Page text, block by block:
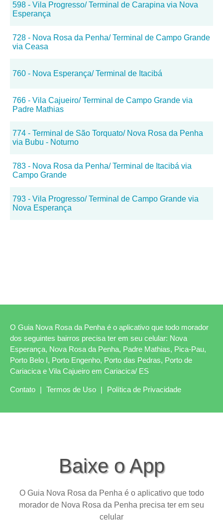
598 - Vila Progresso/ Terminal de Carapina via Nova
Esperança
728 - Nova Rosa da Penha/ Terminal de Campo Grande
via Ceasa
760 - Nova Esperança/ Terminal de Itacibá
766 - Vila Cajueiro/ Terminal de Campo Grande via
Padre Mathias
774 - Terminal de São Torquato/ Nova Rosa da Penha
via Bubu - Noturno
783 - Nova Rosa da Penha/ Terminal de Itacibá via
Campo Grande
793 - Vila Progresso/ Terminal de Campo Grande via
Nova Esperança
O Guia Nova Rosa da Penha é o aplicativo que todo morador
dos seguintes bairros precisa ter em seu celular: Nova
Esperança, Nova Rosa da Penha, Padre Mathias, Pica-Pau,
Porto Belo I, Porto Engenho, Porto das Pedras, Porto de
Cariacica e Vila Cajueiro em Cariacica/ ES
Contato | Termos de Uso | Política de Privacidade
Baixe o App
O Guia Nova Rosa da Penha é o aplicativo que todo
morador de Nova Rosa da Penha precisa ter em seu
celular